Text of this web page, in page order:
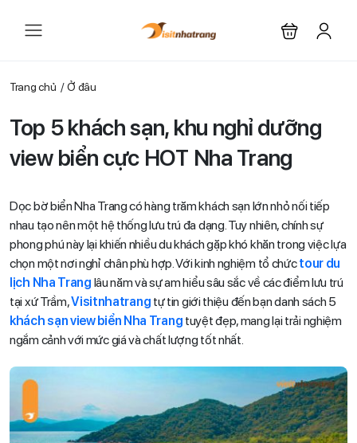
Trang chủ Ở đâu
Top 5 khách sạn, khu nghỉ dưỡng
view biển cực HOT Nha Trang
Dọc bờ biển Nha Trang có hàng trăm khách sạn lớn nhỏ nối tiếp
nhau tạo nên một hệ thống lưu trú đa dạng. Tuy nhiên, chính sự
phong phú này lại khiến nhiều du khách gặp khó khăn trong việc lựa
chọn một nơi nghỉ chân phù hợp. Với kinh nghiệm tổ chứctour du
lịch Nha Trang lâu năm và sự am hiểu sâu sắc về các điểm lưu trú
tại xứ Trầm,Visitnhatrang tự tin giới thiệu đến bạn danh sách 5
khách sạn view biển Nha Trang tuyệt đẹp, mang lại trải nghiệm
ngắm cảnh với mức giá và chất lượng tốt nhất.